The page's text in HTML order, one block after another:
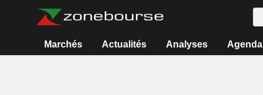
Marchés Actualités Analyses Agenda